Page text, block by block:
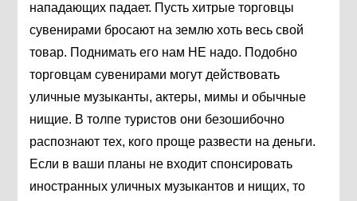
нападающих падает. Пусть хитрые торговцы
сувенирами бросают на землю хоть весь свой
товар. Поднимать его нам НЕ надо. Подобно
торговцам сувенирами могут действовать
уличные музыканты, актеры, мимы и обычные
нищие. В толпе туристов они безошибочно
распознают тех, кого проще развести на деньги.
Если в ваши планы не входит спонсировать
иностранных уличных музыкантов и нищих, то